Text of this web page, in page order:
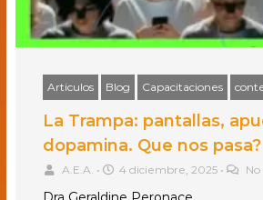
Articulos Blog Capacitaciones
La Trampa: pantallas,
dopamina. Que nos pasa?
A.E.A. • 4 diciembre, 2025 •